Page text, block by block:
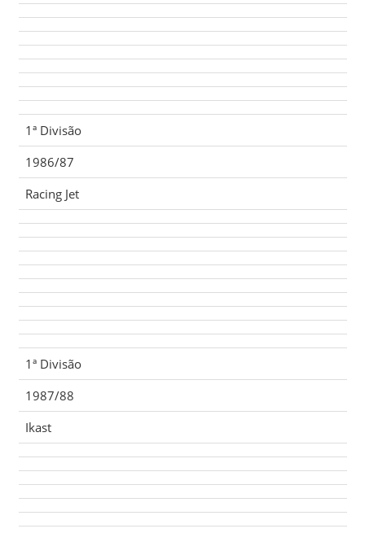
1ª Divisão
1986/87
Racing Jet
1ª Divisão
1987/88
Ikast